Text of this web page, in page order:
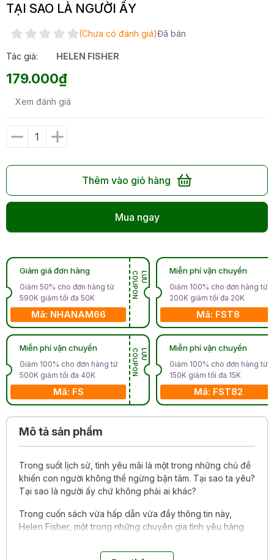
TẠI SAO LÀ NGƯỜI ẤY
(Chưa có đánh giá)Đã bán
Tác giả: HELEN FISHER
179.000₫
Xem đánh giá
Thêm vào giỏ hàng
Mua ngay
Giảm giá đơn hàng
Giảm 50% cho đơn hàng từ
590K giảm tối đa 50K
Mã: NHANAM66
L
Ư
U
C
O
U
P
O
N
Miễn phí vận chuyển
Giảm 100% cho đơn hàng từ
500K giảm tối đa 40K
Mã: FS
L
Ư
U
C
O
U
P
O
N
Miễn phí vận chuyển
Giảm 100% cho đơn hàng từ
200K giảm tối đa 20K
Mã: FST8
Miễn phí vận chuyển
Giảm 100% cho đơn hàng từ
150K giảm tối đa 15K
Mã: FST82
Mô tả sản phẩm
Trong suốt lịch sử, tình yêu mãi là một trong những chủ đề
khiến con người không thể ngừng bận tâm. Tại sao ta yêu?
Tại sao là người ấy chứ không phải ai khác?
Trong cuốn sách vừa hấp dẫn vừa đầy thông tin này,
Helen Fisher, một trong những chuyên gia tình yêu hàng
định tình cảm của con người: dưới tác động của các cơ chế